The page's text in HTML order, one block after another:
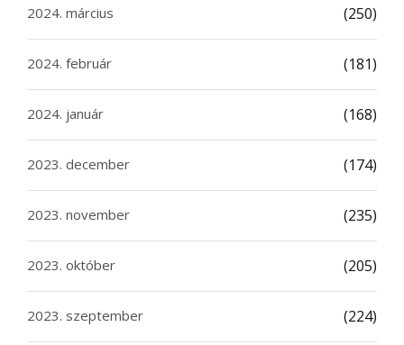
2024. március (250)
2024. február (181)
2024. január (168)
2023. december (174)
2023. november (235)
2023. október (205)
2023. szeptember (224)